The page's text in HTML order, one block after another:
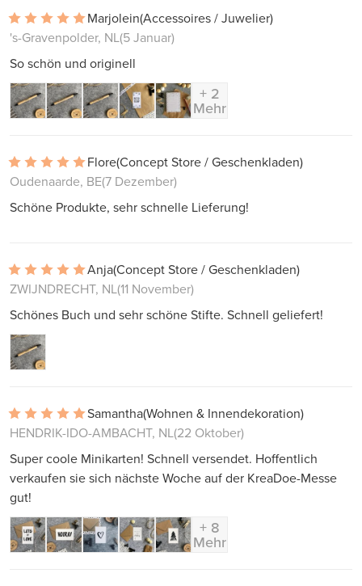
Marjolein(Accessoires / Juwelier)
's-Gravenpolder, NL(5 Januar)
So schön und originell
+ 2
Mehr
Flore(Concept Store / Geschenkladen)
Oudenaarde, BE(7 Dezember)
Schöne Produkte, sehr schnelle Lieferung!
Anja(Concept Store / Geschenkladen)
ZWIJNDRECHT, NL(11 November)
Schönes Buch und sehr schöne Stifte. Schnell geliefert!
Samantha(Wohnen & Innendekoration)
HENDRIK-IDO-AMBACHT, NL(22 Oktober)
Super coole Minikarten! Schnell versendet. Hoffentlich
verkaufen sie sich nächste Woche auf der KreaDoe-Messe
gut!
+ 8
Mehr